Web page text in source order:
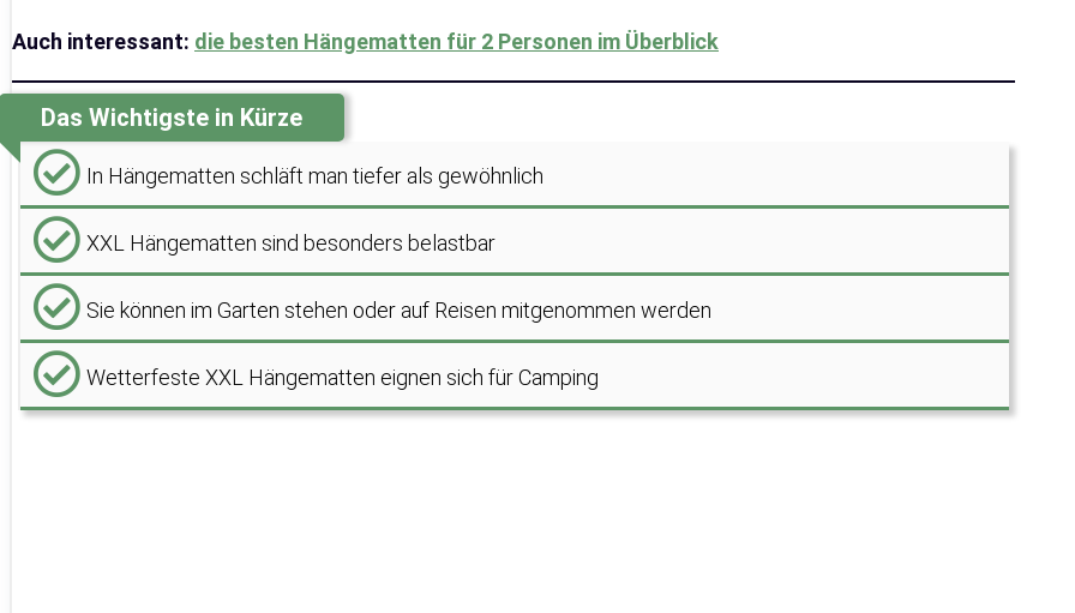
Auch interessant: die besten Hängematten für 2 Personen im Überblick
Das Wichtigste in Kürze
In Hängematten schläft man tiefer als gewöhnlich
XXL Hängematten sind besonders belastbar
Sie können im Garten stehen oder auf Reisen mitgenommen werden
Wetterfeste XXL Hängematten eignen sich für Camping